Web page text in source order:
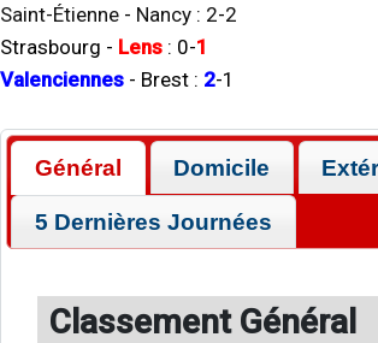
Saint-Étienne - Nancy : 2-2
Strasbourg - Lens : 0-1
Valenciennes - Brest : 2-1
Général Domicile
5 Dernières Journées
Classement Général